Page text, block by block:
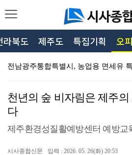
라북도 제주도 특집기획 오
천년의 숲 비자림은 제주
다
제주환경성질활예방센터 예방교
시사종합신문 입력 : 2026. 05. 26(화) 20:53